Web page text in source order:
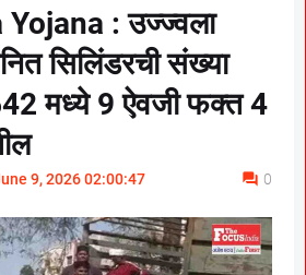
: उज्ज्वला
सिलिंडरची संख्या
मध्ये 9 ऐवजी फक्त 4
9, 2026 02:00:47 0